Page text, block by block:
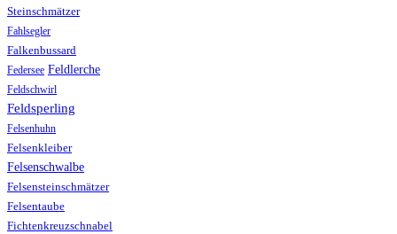
Steinschmätzer
Fahlsegler
Falkenbussard
Federsee Feldlerche
Feldschwirl
Feldsperling
Felsenhuhn
Felsenkleiber
Felsenschwalbe
Felsensteinschmätzer
Felsentaube
Fichtenkreuzschnabel